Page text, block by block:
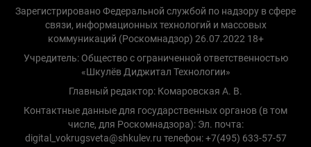
Зарегистрировано Федеральной службой по надзору в сфере
связи, информационных технологий и массовых
коммуникаций (Роскомнадзор) 26.07.2022 18+
Учредитель: Общество с ограниченной ответственностью
«Шкулёв Диджитал Технологии»
Главный редактор: Комаровская А. В.
Контактные данные для государственных органов (в том
числе, для Роскомнадзора): Эл. почта:
digital_vokrugsveta@shkulev.ru телефон: +7(495) 633-57-57